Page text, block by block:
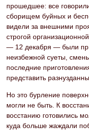
прошедшее: все
сборищем буйных и
видели за внешними
строгой
— 12 декабря — были
неизбежной суеты,
последние
представить
Но это бурление
могли не быть. К
восстанию готовились
куда больше жаждали